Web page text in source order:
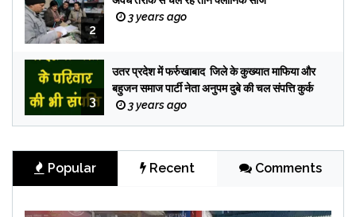
2
3 years ago
3
उतर प्रदेश में फर्रुखाबाद जिले के कुख्यात माफिया और
बहुजन समाज पार्टी नेता अनुपम दुबे की चल संपत्ति कुर्क
3 years ago
Popular Recent Comments